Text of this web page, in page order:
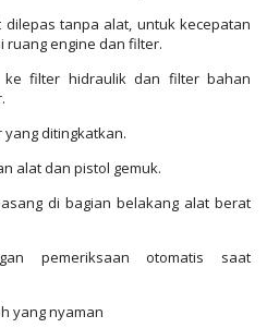
tanpa alat, untuk kecepatan
ruang engine dan filter.
ke filter hidraulik dan filter bahan
ditingkatkan.
alat dan pistol gemuk.
di bagian belakang alat berat
pemeriksaan otomatis saat
yang nyaman